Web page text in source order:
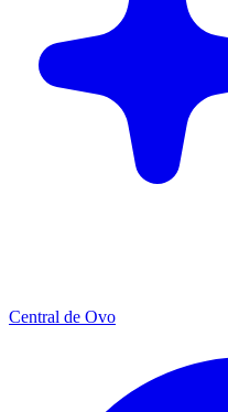
Central de Ovo